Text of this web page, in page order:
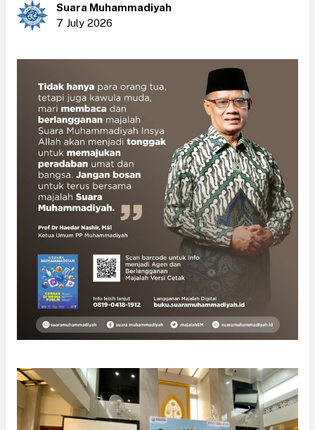
Suara Muhammadiyah
7 July 2026